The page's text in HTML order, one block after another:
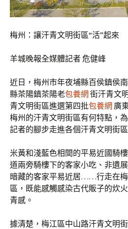
梅州：讓汗青文明街區“活”起來
羊城晚報全媒體記者 危健峰
近日，梅州市年夜埔縣百侯鎮侯
縣茶陽鎮茶陽老包養網 街汗青文
青文明街區進選第四批包養網 廣
梅州的汗青文明街區有何特點，
記者的腳步走進各個汗青文明街
米黃和淺藍色相間的平易近國騎
道兩旁騎樓下的客家小吃、非遺
暗藏的客家平易近居……行走在
區，既能感觸感染古代販子的炊
青感。
據清楚，梅江區中山路汗青文明